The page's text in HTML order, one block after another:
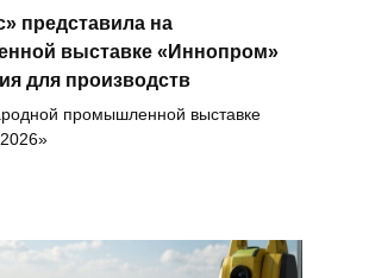
представила на
выставке «Иннопром»
для производств
промышленной выставке